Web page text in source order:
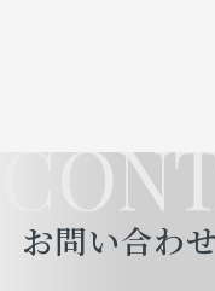
お問い合わ